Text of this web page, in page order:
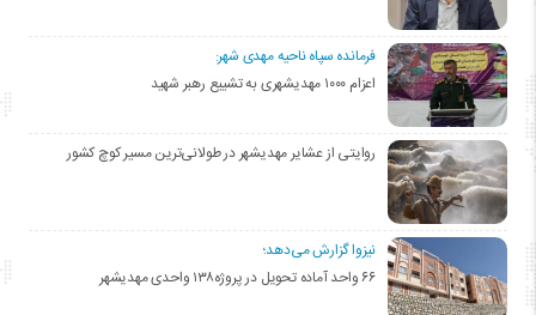
فرمانده سپاه ناحیه مهدی شهر:
اعزام ۱۰۰۰ مهدیشهری به تشییع رهبر شهید
روایتی از عشایر مهدیشهر در طولانی‌ترین مسیر کوچ کشور
نیزوا گزارش می‌دهد؛
۶۶ واحد آماده تحویل در پروژه۱۳۸ واحدی مهدیشهر